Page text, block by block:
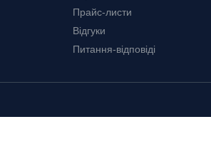
Прайс-листи
Відгуки
Питання-відповіді